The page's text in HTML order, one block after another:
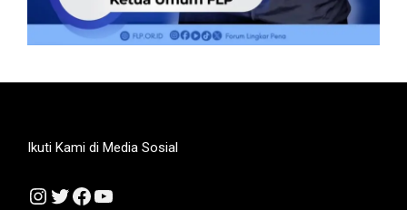
Ikuti Kami di Media Sosial
Instagram
Twitter
Facebook
YouTube